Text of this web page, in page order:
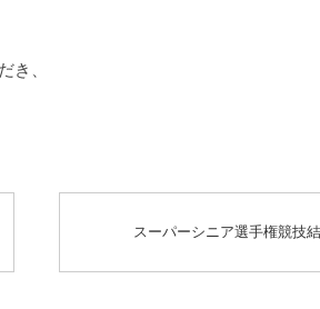
き、
スーパーシニア選手権競技